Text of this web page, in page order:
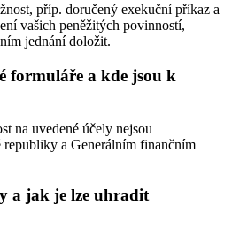
příp. doručený exekuční příkaz a
vašich peněžitých povinností,
jednání doložit.
formuláře a kde jsou k
na uvedené účely nejsou
a Generálním finančním
a jak je lze uhradit